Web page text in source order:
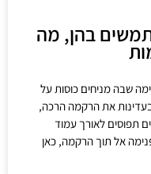
בהן, מה
שבה מניחים כוסות על
בעדינות את הרקמה הרכה,
תפוסים לאורך עמוד
אל תוך הרקמה, כאן